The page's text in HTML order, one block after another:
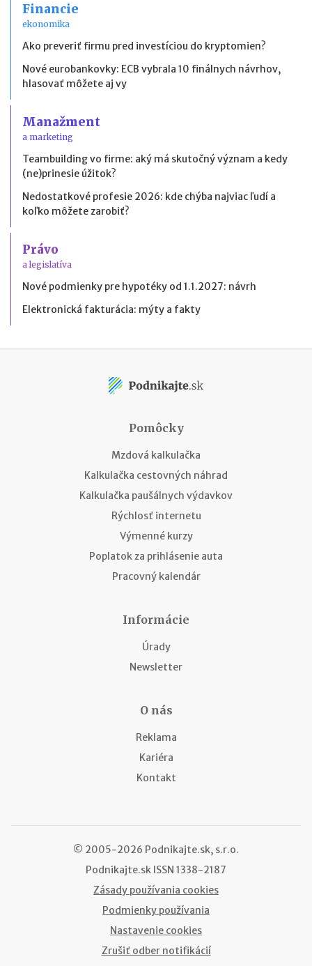
Financie
ekonomika
Ako preveriť firmu pred investíciou do kryptomien?
Nové eurobankovky: ECB vybrala 10 finálnych návrhov,
hlasovať môžete aj vy
Manažment
a marketing
Teambuilding vo firme: aký má skutočný význam a kedy
(ne)prinesie úžitok?
Nedostatkové profesie 2026: kde chýba najviac ľudí a
koľko môžete zarobiť?
Právo
a legislatíva
Nové podmienky pre hypotéky od 1.1.2027: návrh
Elektronická fakturácia: mýty a fakty
Pomôcky
Mzdová kalkulačka
Kalkulačka cestovných náhrad
Kalkulačka paušálnych výdavkov
Rýchlosť internetu
Výmenné kurzy
Poplatok za prihlásenie auta
Pracovný kalendár
Informácie
Úrady
Newsletter
O nás
Reklama
Kariéra
Kontakt
© 2005-2026 Podnikajte.sk, s.r.o.
Podnikajte.sk ISSN 1338-2187
Zásady používania cookies
Podmienky používania
Nastavenie cookies
Zrušiť odber notifikácií